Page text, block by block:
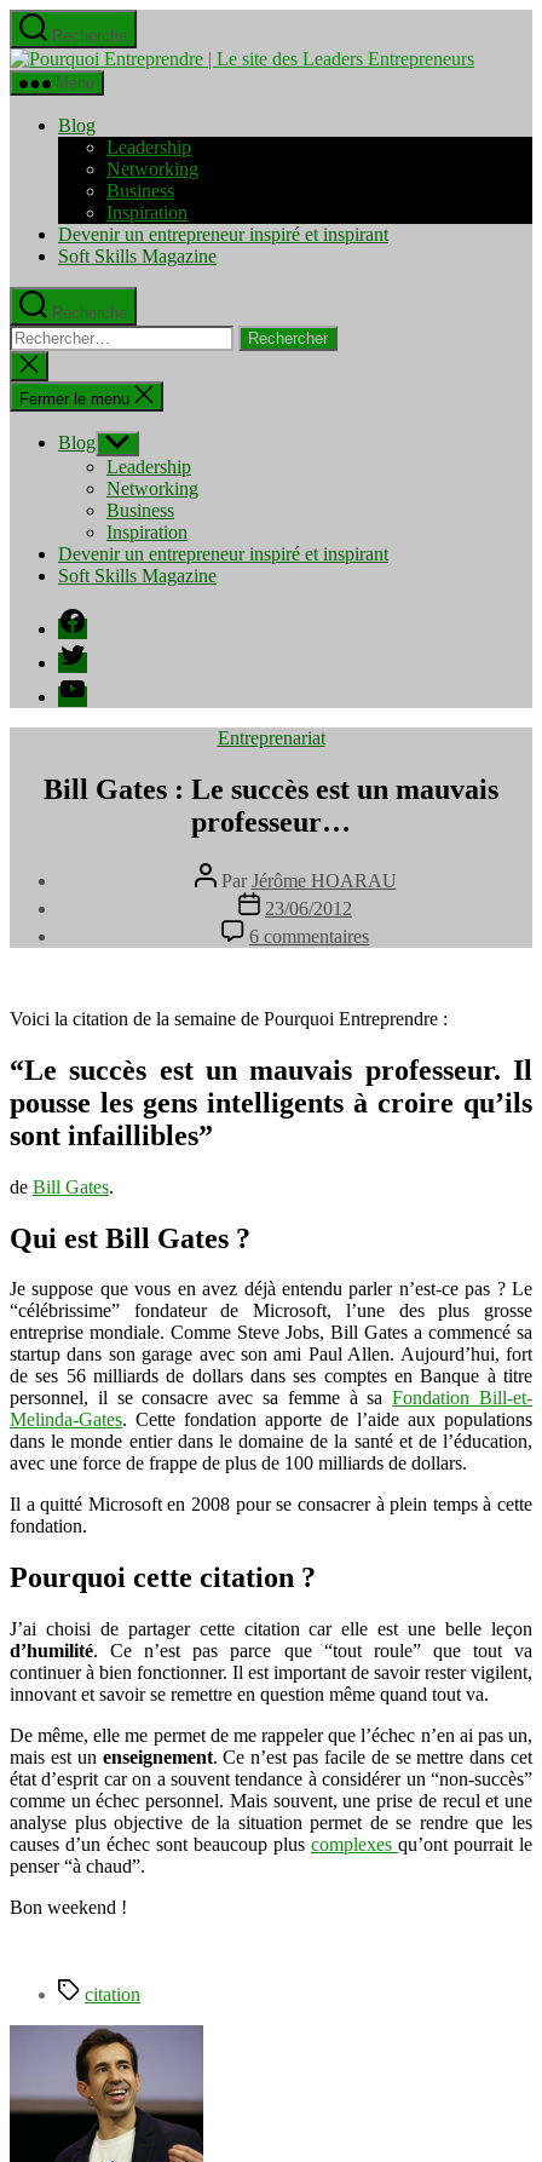
Aller
au
contenu
Recherche
Pourquoi
Menu
Blog
Leadership
Networking
Business
Inspiration
Devenir un entrepreneur inspiré et inspirant
Soft Skills Magazine
Recherche
Rechercher :
Fermer
la
recherche
Fermer le menu
Blog Afficher
le
sous-
menu
Leadership
Networking
Business
Inspiration
Devenir un entrepreneur inspiré et inspirant
Soft Skills Magazine
Facebook
Twitter
YouTube
Catégories
Entreprenariat
Bill Gates : Le succès est un mauvais
professeur…
Auteur
de
l’article
Par Jérôme HOARAU
Date
de
l’article
23/06/2012
6 commentaires
Bill
Le
un
mauvais
Voici la citation de la semaine de Pourquoi Entreprendre :
“Le succès est un mauvais professeur. Il
pousse les gens intelligents à croire qu’ils
sont infaillibles”
de Bill Gates.
Qui est Bill Gates ?
Je suppose que vous en avez déjà entendu parler n’est-ce pas ? Le
“célébrissime” fondateur de Microsoft, l’une des plus grosse
entreprise mondiale. Comme Steve Jobs, Bill Gates a commencé sa
startup dans son garage avec son ami Paul Allen. Aujourd’hui, fort
de ses 56 milliards de dollars dans ses comptes en Banque à titre
personnel, il se consacre avec sa femme à saFondation Bill-et-
Melinda-Gates. Cette fondation apporte de l’aide aux populations
dans le monde entier dans le domaine de la santé et de l’éducation,
avec une force de frappe de plus de 100 milliards de dollars.
Il a quitté Microsoft en 2008 pour se consacrer à plein temps à cette
fondation.
Pourquoi cette citation ?
J’ai choisi de partager cette citation car elle est une belle leçon
d’humilité. Ce n’est pas parce que “tout roule” que tout va
continuer à bien fonctionner. Il est important de savoir rester vigilent,
innovant et savoir se remettre en question même quand tout va.
De même, elle me permet de me rappeler que l’échec n’en ai pas un,
mais est un enseignement. Ce n’est pas facile de se mettre dans cet
état d’esprit car on a souvent tendance à considérer un “non-succès”
comme un échec personnel. Mais souvent, une prise de recul et une
analyse plus objective de la situation permet de se rendre que les
causes d’un échec sont beaucoup plus complexes qu’ont pourrait le
penser “à chaud”.
Bon weekend !
Étiquettes
citation